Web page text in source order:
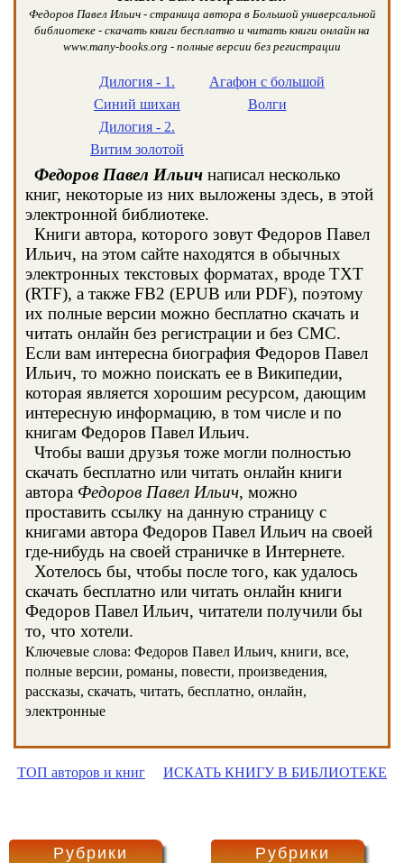
Федоров Павел Ильич - страница автора в Большой универсальной
библиотеке - скачать книги бесплатно и читать книги онлайн на
www.many-books.org - полные версии без регистрации
Дилогия - 1.
Синий шихан
Дилогия - 2.
Витим золотой
Агафон с большой
Волги
Федоров Павел Ильич написал несколько
книг, некоторые из них выложены здесь, в этой
электронной библиотеке.
Книги автора, которого зовут Федоров Павел
Ильич, на этом сайте находятся в обычных
электронных текстовых форматах, вроде TXT
(RTF), а также FB2 (EPUB или PDF), поэтому
их полные версии можно бесплатно скачать и
читать онлайн без регистрации и без СМС.
Если вам интересна биография Федоров Павел
Ильич, то можно поискать ее в Википедии,
которая является хорошим ресурсом, дающим
интересную информацию, в том числе и по
книгам Федоров Павел Ильич.
Чтобы ваши друзья тоже могли полностью
скачать бесплатно или читать онлайн книги
автора Федоров Павел Ильич, можно
проставить ссылку на данную страницу с
книгами автора Федоров Павел Ильич на своей
где-нибудь на своей страничке в Интернете.
Хотелось бы, чтобы после того, как удалось
скачать бесплатно или читать онлайн книги
Федоров Павел Ильич, читатели получили бы
то, что хотели.
Ключевые слова: Федоров Павел Ильич, книги, все,
полные версии, романы, повести, произведения,
рассказы, скачать, читать, бесплатно, онлайн,
электронные
ТОП авторов и книг ИСКАТЬ КНИГУ В БИБЛИОТЕКЕ
Рубрики Рубрики